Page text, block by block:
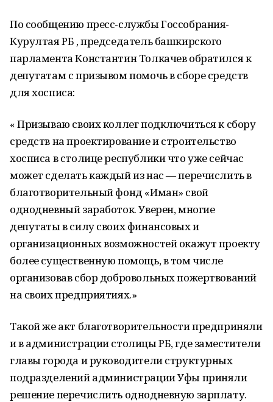
По сообщению пресс-службы Госсобрания-
Курултая РБ , председатель башкирского
парламента Константин Толкачев обратился к
депутатам с призывом помочь в сборе средств
для хосписа:
« Призываю своих коллег подключиться к сбору
средств на проектирование и строительство
хосписа в столице республики что уже сейчас
может сделать каждый из нас — перечислить в
благотворительный фонд «Иман» свой
однодневный заработок. Уверен, многие
депутаты в силу своих финансовых и
организационных возможностей окажут проекту
более существенную помощь, в том числе
организовав сбор добровольных пожертвований
на своих предприятиях.»
Такой же акт благотворительности предприняли
и в администрации столицы РБ, где заместители
главы города и руководители структурных
подразделений администрации Уфы приняли
решение перечислить однодневную зарплату.